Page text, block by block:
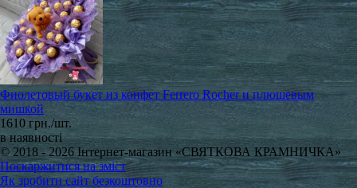
Фиолетовый букет из конфет Ferrero Rocher и плюшевым
мишкой
1610 грн./шт.
в наявності
© 2018 - 2026 Інтернет-магазин «СВЯТКОВА КРАМНИЧКА»
Поскаржитися на зміст
Як зробити сайт безкоштовно